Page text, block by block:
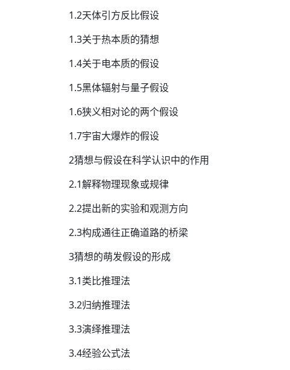
1.2天体引方反比假设
1.3关于热本质的猜想
1.4关于电本质的假设
1.5黑体辐射与量子假设
1.6狭义相对论的两个假设
1.7宇宙大爆炸的假设
2猜想与假设在科学认识中的作用
2.1解释物理现象或规律
2.2提出新的实验和观测方向
2.3构成通往正确道路的桥梁
3猜想的萌发假设的形成
3.1类比推理法
3.2归纳推理法
3.3演绎推理法
3.4经验公式法